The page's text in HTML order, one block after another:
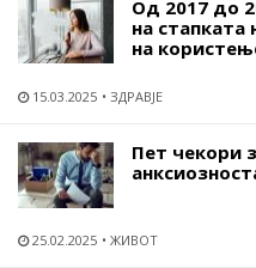
Од 2017 до
на
на
15.03.2025 ЗДРАВЈЕ
Пет чекори
25.02.2025 ЖИВОТ